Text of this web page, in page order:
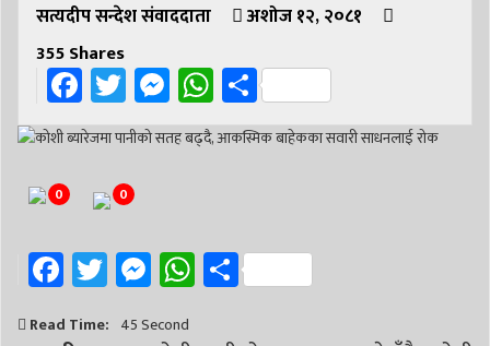
सत्यदीप सन्देश संवाददाता
अशोज १२, २०८१
355Shares
Facebook
Twitter
Messenger
WhatsApp
Share
0 0
Facebook
Twitter
Messenger
WhatsApp
Share
Read Time: 45 Second